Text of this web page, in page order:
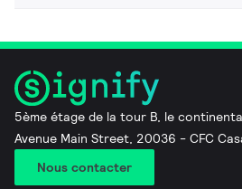
5ème étage de la tour B, le
Avenue Main Street, 20036 - CFC
Nous contacter